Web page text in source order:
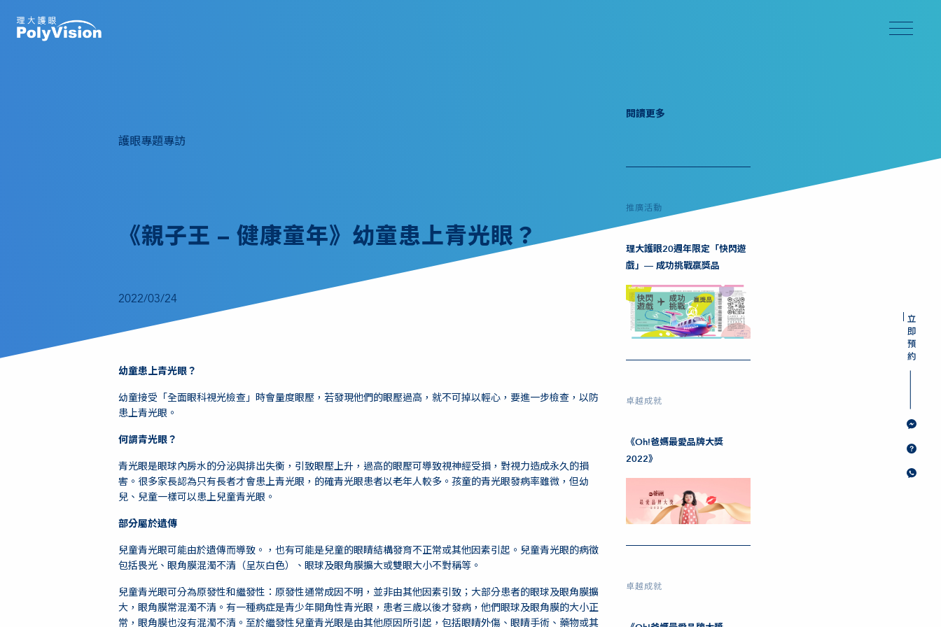
護眼專題專訪
《親子王 – 健康童年》幼童患上青光眼？
2022/03/24
幼童患上青光眼？
幼童接受「全面眼科視光檢查」時會量度眼壓，若發現他們的眼壓過高，就不可掉以輕心，要進一步檢查，以防
患上青光眼。
何謂青光眼？
青光眼是眼球內房水的分泌與排出失衡，引致眼壓上升，過高的眼壓可導致視神經受損，對視力造成永久的損
害。很多家長認為只有長者才會患上青光眼，的確青光眼患者以老年人較多。孩童的青光眼發病率雖微，但幼
兒、兒童一樣可以患上兒童青光眼。
部分屬於遺傳
兒童青光眼可能由於遺傳而導致。，也有可能是兒童的眼睛結構發育不正常或其他因素引起。兒童青光眼的病徵
包括畏光、眼角膜混濁不清（呈灰白色）、眼球及眼角膜擴大或雙眼大小不對稱等。
兒童青光眼可分為原發性和繼發性：原發性通常成因不明，並非由其他因素引致；大部分患者的眼球及眼角膜擴
大，眼角膜常混濁不清。有一種病症是青少年開角性青光眼，患者三歲以後才發病，他們眼球及眼角膜的大小正
常，眼角膜也沒有混濁不清。至於繼發性兒童青光眼是由其他原因所引起，包括眼睛外傷、眼睛手術、藥物或其
閱讀更多
推廣活動
理大護眼20週年限定「快閃遊
戲」— 成功挑戰贏獎品
卓越成就
《Oh!爸媽最愛品牌大獎
2022》
卓越成就